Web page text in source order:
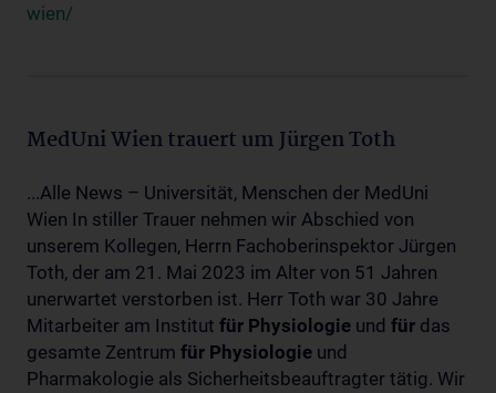
wien/
MedUni Wien trauert um Jürgen Toth
...Alle News – Universität, Menschen der MedUni
Wien In stiller Trauer nehmen wir Abschied von
unserem Kollegen, Herrn Fachoberinspektor Jürgen
Toth, der am 21. Mai 2023 im Alter von 51 Jahren
unerwartet verstorben ist. Herr Toth war 30 Jahre
Mitarbeiter am Institut für Physiologie und für das
gesamte Zentrum für Physiologie und
Pharmakologie als Sicherheitsbeauftragter tätig. Wir